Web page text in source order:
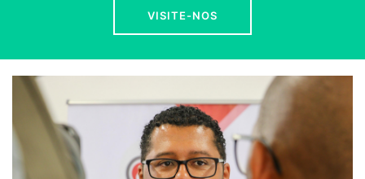
VISITE-NOS